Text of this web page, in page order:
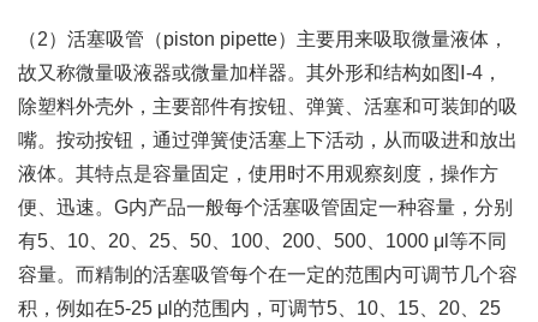
（2）活塞吸管（piston pipette）主要用来吸取微量液体，
故又称微量吸液器或微量加样器。其外形和结构如图Ⅰ-4，
除塑料外壳外，主要部件有按钮、弹簧、活塞和可装卸的吸
嘴。按动按钮，通过弹簧使活塞上下活动，从而吸进和放出
液体。其特点是容量固定，使用时不用观察刻度，操作方
便、迅速。G内产品一般每个活塞吸管固定一种容量，分别
有5、10、20、25、50、100、200、500、1000 μl等不同
容量。而精制的活塞吸管每个在一定的范围内可调节几个容
积，例如在5-25 μl的范围内，可调节5、10、15、20、25